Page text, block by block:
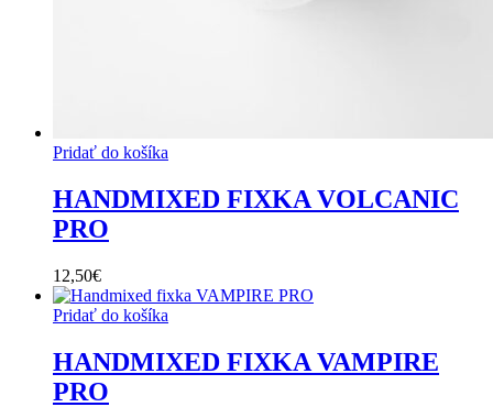
Pridať do košíka
HANDMIXED FIXKA VOLCANIC
PRO
12,50€
Pridať do košíka
HANDMIXED FIXKA VAMPIRE
PRO